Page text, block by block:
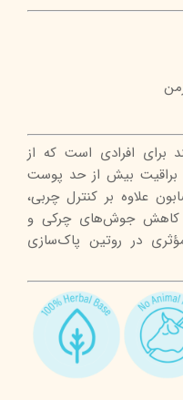
برای افرادی است که از
بیش از حد پوست
علاوه بر کنترل چربی،
کاهش جوش‌های چرکی و
در روتین پاک‌سازی